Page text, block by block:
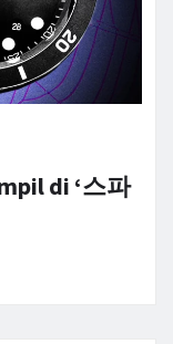
di ‘스파